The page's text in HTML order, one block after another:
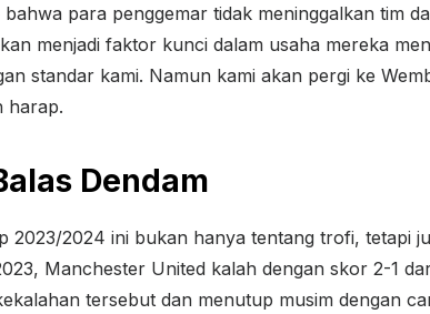
para penggemar tidak meninggalkan tim
menjadi faktor kunci dalam usaha mereka
standar kami. Namun kami akan pergi ke
harap.
Dendam
2023/2024 ini bukan hanya tentang trofi, tetapi
Manchester United kalah dengan skor 2-1
tersebut dan menutup musim dengan